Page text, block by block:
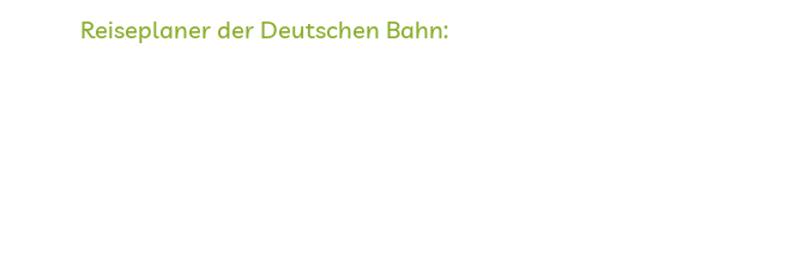
Reiseplaner der Deutschen Bahn: